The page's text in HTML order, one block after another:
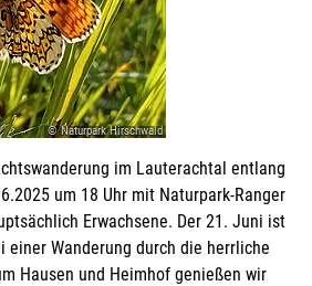
© Naturpark Hirschwald
im Lauterachtal entlang
um 18 Uhr mit Naturpark-Ranger
Erwachsene. Der 21. Juni ist
einer Wanderung durch die herrliche
Hausen und Heimhof genießen wir